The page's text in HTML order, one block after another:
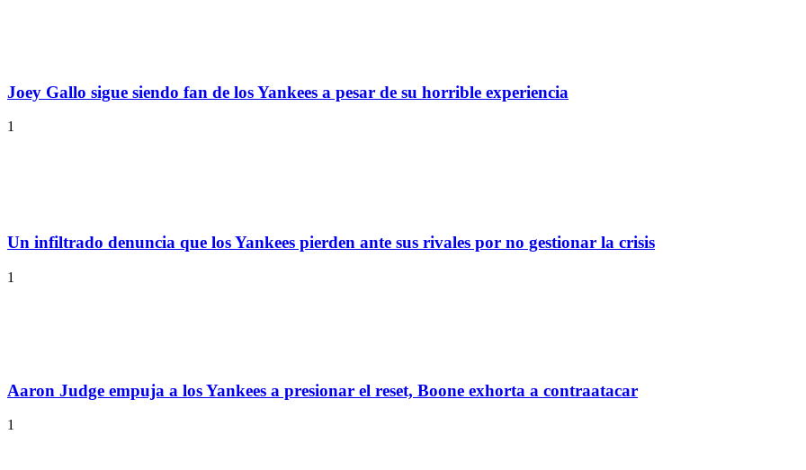
Joey Gallo sigue siendo fan de los Yankees a pesar de su horrible experiencia
1
Un infiltrado denuncia que los Yankees pierden ante sus rivales por no gestionar la crisis
1
Aaron Judge empuja a los Yankees a presionar el reset, Boone exhorta a contraatacar
1